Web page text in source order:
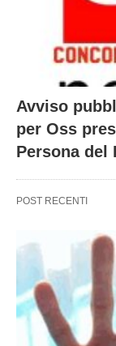
Avviso
per Oss
Persona del
POST RECENTI